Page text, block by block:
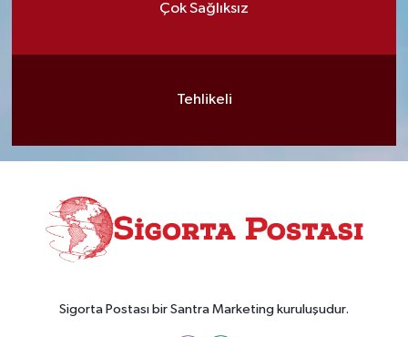
Çok Sağlıksız
Tehlikeli
Sigorta Postası bir Santra Marketing kuruluşudur.